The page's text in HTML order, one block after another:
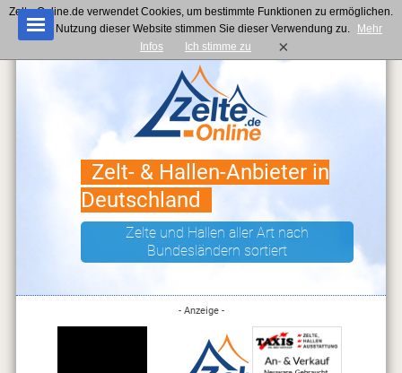
Zelt- & Hallen-Anbieter in
Deutschland
Zelte und Hallen aller Art nach
Bundesländern sortiert
- Anzeige -
Zelte-Online.de verwendet Cookies, um bestimmte Funktionen zu ermöglichen.
Mit der Nutzung dieser Website stimmen Sie dieser Verwendung zu.
Mehr
Infos
Ich stimme zu ×